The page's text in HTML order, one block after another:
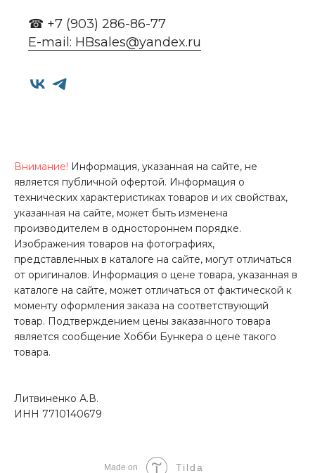
☎ +7 (903) 286-86-77
E-mail: HBsales@yandex.ru
Внимание! Информация, указанная на сайте, не
является публичной офертой. Информация о
технических характеристиках товаров и их свойствах,
указанная на сайте, может быть изменена
производителем в одностороннем порядке.
Изображения товаров на фотографиях,
представленных в каталоге на сайте, могут отличаться
от оригиналов. Информация о цене товара, указанная в
каталоге на сайте, может отличаться от фактической к
моменту оформления заказа на соответствующий
товар. Подтверждением цены заказанного товара
является сообщение Хобби Бункера о цене такого
товара.
Литвиненко А.В.
ИНН 7710140679
Made on Tilda